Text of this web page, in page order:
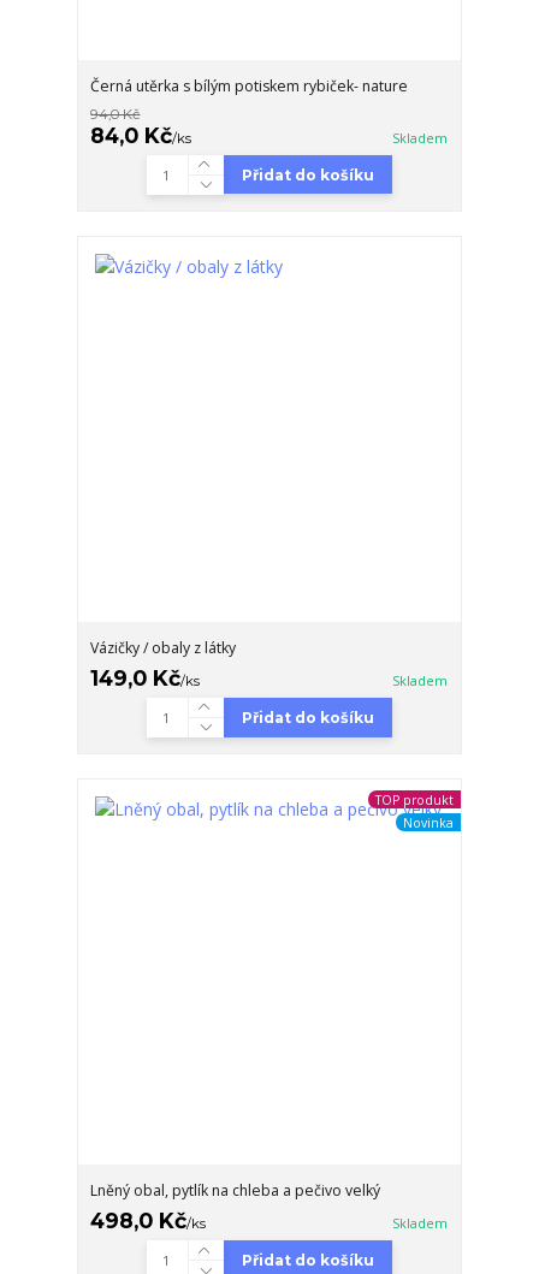
Černá utěrka s bílým potiskem rybiček- nature
94,0 Kč
84,0 Kč/ks Skladem
Přidat do košíku
Vázičky / obaly z látky
149,0 Kč/ks Skladem
Přidat do košíku
TOP produkt
Novinka
Lněný obal, pytlík na chleba a pečivo velký
498,0 Kč/ks Skladem
Přidat do košíku